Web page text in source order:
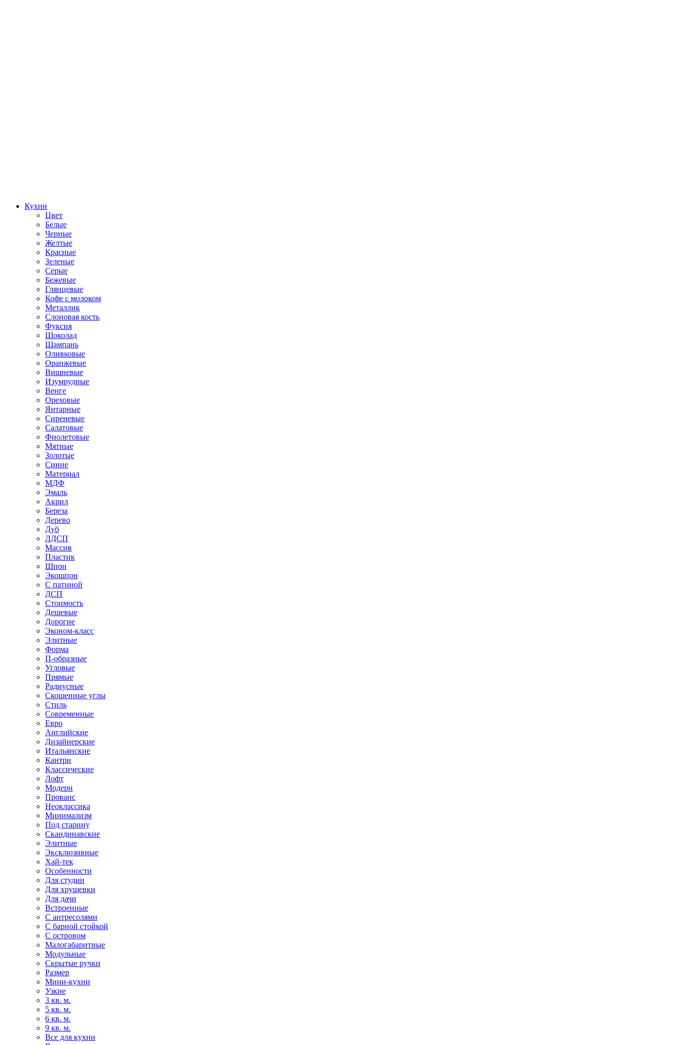
Кухни
Цвет
Белые
Черные
Желтые
Красные
Зеленые
Серые
Бежевые
Глянцевые
Кофе с молоком
Металлик
Слоновая кость
Фуксия
Шоколад
Шампань
Оливковые
Оранжевые
Вишневые
Изумрудные
Венге
Ореховые
Янтарные
Сиреневые
Салатовые
Фиолетовые
Мятные
Золотые
Синие
Материал
МДФ
Эмаль
Акрил
Береза
Дерево
Дуб
ЛДСП
Массив
Пластик
Шпон
Экошпон
С патиной
ДСП
Стоимость
Дешевые
Дорогие
Эконом-класс
Элитные
Форма
П-образные
Угловые
Прямые
Радиусные
Скошенные углы
Стиль
Современные
Евро
Английские
Дизайнерские
Итальянские
Кантри
Классические
Лофт
Модерн
Прованс
Неоклассика
Минимализм
Под старину
Скандинавские
Элитные
Эксклюзивные
Хай-тек
Особенности
Для студии
Для хрущевки
Для дачи
Встроенные
С антресолями
С барной стойкой
С островом
Малогабаритные
Модульные
Скрытые ручки
Размер
Мини-кухни
Узкие
3 кв. м.
5 кв. м.
6 кв. м.
9 кв. м.
Все для кухни